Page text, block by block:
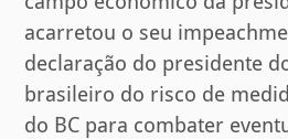
acarretou o seu
declaração do presidente
brasileiro do risco de
do BC para combater